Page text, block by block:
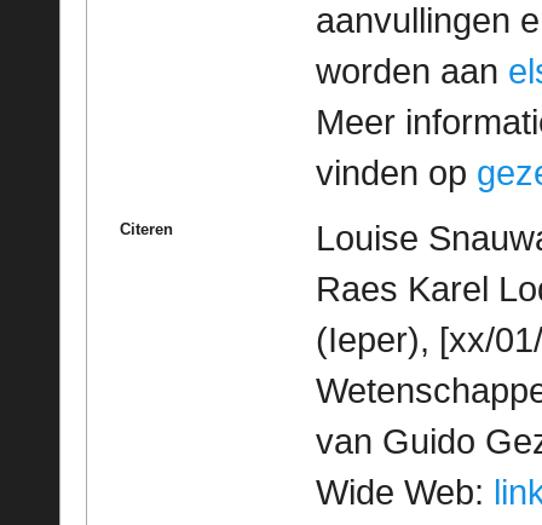
aanvullingen
worden aan
Meer
vinden op
Citeren
Louise
Raes Karel
(Ieper), [xx/
van Guido
Wide Web: